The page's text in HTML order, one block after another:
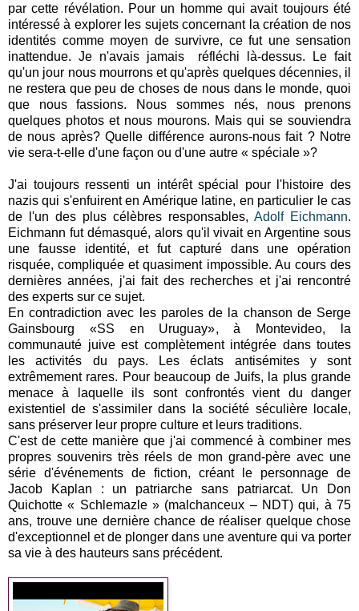
par cette révélation. Pour un homme qui avait toujours été
intéressé à explorer les sujets concernant la création de nos
identités comme moyen de survivre, ce fut une sensation
inattendue. Je n'avais jamais réfléchi là-dessus. Le fait
qu'un jour nous mourrons et qu'après quelques décennies, il
ne restera que peu de choses de nous dans le monde, quoi
que nous fassions. Nous sommes nés, nous prenons
quelques photos et nous mourons. Mais qui se souviendra
de nous après? Quelle différence aurons-nous fait ? Notre
vie sera-t-elle d'une façon ou d'une autre « spéciale »?
J'ai toujours ressenti un intérêt spécial pour l'histoire des
nazis qui s'enfuirent en Amérique latine, en particulier le cas
de l'un des plus célèbres responsables, Adolf Eichmann.
Eichmann fut démasqué, alors qu'il vivait en Argentine sous
une fausse identité, et fut capturé dans une opération
risquée, compliquée et quasiment impossible. Au cours des
dernières années, j'ai fait des recherches et j'ai rencontré
des experts sur ce sujet.
En contradiction avec les paroles de la chanson de Serge
Gainsbourg «SS en Uruguay», à Montevideo, la
communauté juive est complètement intégrée dans toutes
les activités du pays. Les éclats antisémites y sont
extrêmement rares. Pour beaucoup de Juifs, la plus grande
menace à laquelle ils sont confrontés vient du danger
existentiel de s'assimiler dans la société séculière locale,
sans préserver leur propre culture et leurs traditions.
C'est de cette manière que j'ai commencé à combiner mes
propres souvenirs très réels de mon grand-père avec une
série d'événements de fiction, créant le personnage de
Jacob Kaplan : un patriarche sans patriarcat. Un Don
Quichotte « Schlemazle » (malchanceux – NDT) qui, à 75
ans, trouve une dernière chance de réaliser quelque chose
d'exceptionnel et de plonger dans une aventure qui va porter
sa vie à des hauteurs sans précédent.